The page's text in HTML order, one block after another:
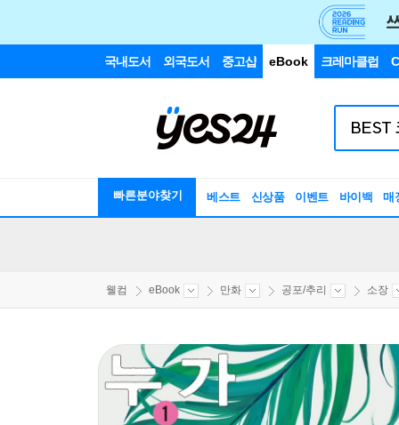
국내도서 외국도서 중고샵 eBook 크레마클럽
빠른분야찾기 베스트 신상품 이벤트 바이백 매
웰컴 eBook 만화 공포/추리 소장